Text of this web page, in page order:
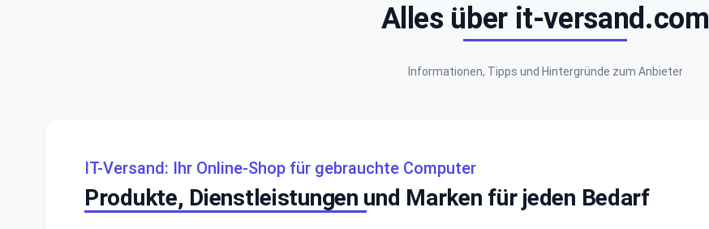
Alles über it-versand.com
Informationen, Tipps und Hintergründe zum Anbieter
IT-Versand: Ihr Online-Shop für gebrauchte Computer
Produkte, Dienstleistungen und Marken für jeden Bedarf